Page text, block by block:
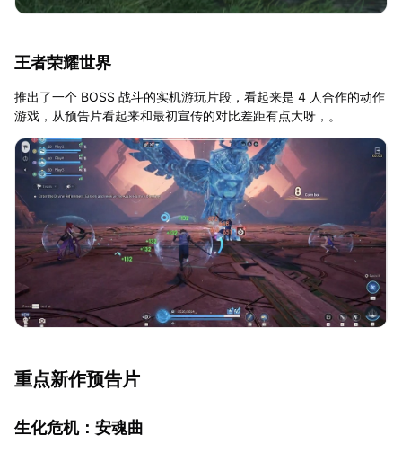
王者荣耀世界
推出了一个 BOSS 战斗的实机游玩片段，看起来是 4 人合作的动作
游戏，从预告片看起来和最初宣传的对比差距有点大呀，。
重点新作预告片
生化危机：安魂曲